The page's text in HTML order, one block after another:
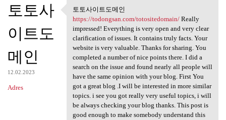
토토사
이트도
메인
12.02.2023
Adres
토토사이트도메인
https://todongsan
토토사이트도메인
https://todongsan.com/totositedomain/Really
impressed! Everything is very open and very clear
clarification of issues. It contains truly facts. Your
website is very valuable. Thanks for sharing. You
completed a number of nice points there. I did a
search on the issue and found nearly all people will
have the same opinion with your blog. First You
got a great blog .I will be interested in more similar
topics. i see you got really very useful topics, i will
be always checking your blog thanks. This post is
good enough to make somebody understand this